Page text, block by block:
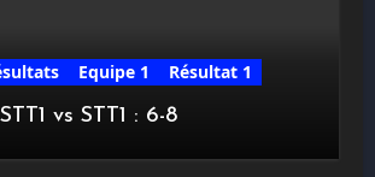
Equipe 1
Résultat 1
vs STT1 : 6-8